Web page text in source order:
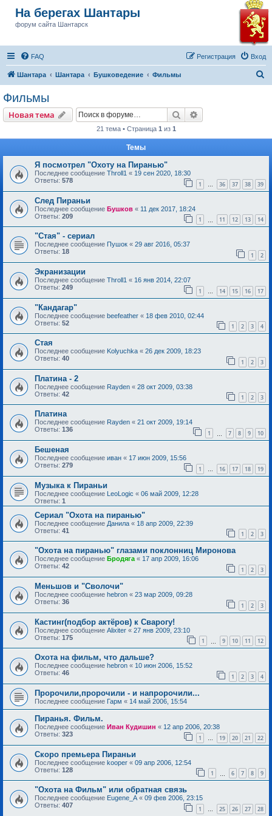
На берегах Шантары
форум сайта Шантарск
FAQ Вход
Регистрация
Шантара Шантара Бушковедение Фильмы
Фильмы
Новая тема Поиск
21 тема • Страница 1 из 1
Темы
Я посмотрел "Охоту на Пиранью"
Последнее сообщение Throll1 « 19 сен 2020, 18:30
Ответы: 578 1 … 36 37 38 39
След Пираньи
Последнее сообщение Бушков « 11 дек 2017, 18:24
Ответы: 209 1 11 12 13 14
"Стая" - сериал
Последнее сообщение Пушок « 29 авг 2016, 05:37
Ответы: 18 1 2
Экранизации
Последнее сообщение Throll1 « 16 янв 2014, 22:07
Ответы: 249 1 … 14 15 16 17
"Кандагар"
Последнее сообщение beefeather « 18 фев 2010, 02:44
Ответы: 52 1 2 3 4
Стая
Последнее сообщение Kolyuchka « 26 дек 2009, 18:23
Ответы: 40 1 2 3
Платина - 2
Последнее сообщение Rayden « 28 окт 2009, 03:38
Ответы: 42 1 2 3
Платина
Последнее сообщение Rayden « 21 окт 2009, 19:14
Ответы: 136 1 7 8 9 10
Бешеная
Последнее сообщение иван « 17 июн 2009, 15:56
Ответы: 279 1 … 16 17 18 19
Музыка к Пираньи
Последнее сообщение LeoLogic « 06 май 2009, 12:28
Ответы: 1
Сериал "Охота на пиранью"
Последнее сообщение Данила « 18 апр 2009, 22:39
Ответы: 41 1 2 3
"Охота на пиранью" глазами поклонниц Миронова
Последнее сообщение Бродяга« 17 апр 2009, 16:06
Ответы: 42 1 2 3
Меньшов и "Сволочи"
Последнее сообщение hebron « 23 мар 2009, 09:28
Ответы: 36 1 2 3
Кастинг(подбор актёров) к Сварогу!
Последнее сообщение Alixiter « 27 янв 2009, 23:10
Ответы: 175 1 9 10 11 12
Охота на фильм, что дальше?
Последнее сообщение hebron « 10 июн 2006, 15:52
Ответы: 46 1 2 3 4
Пророчили,пророчили - и напророчили...
Последнее сообщение Гарм « 14 май 2006, 15:54
Пиранья. Фильм.
Последнее сообщение Иван Кудишин « 12 апр 2006, 20:38
Ответы: 323 1 … 19 20 21 22
Скоро премьера Пираньи
Последнее сообщение kooper « 09 апр 2006, 12:54
Ответы: 128 1 6 7 8 9
"Охота на Фильм" или обратная связь
Последнее сообщение Eugene_A « 09 фев 2006, 23:15
Ответы: 407 1 … 25 26 27 28